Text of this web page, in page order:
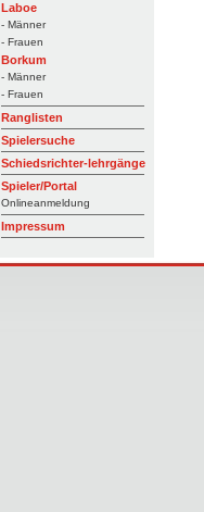
Laboe
- Männer
- Frauen
Borkum
- Männer
- Frauen
Ranglisten
Spielersuche
Schiedsrichter-lehrgänge
Spieler/Portal
Onlineanmeldung
Impressum